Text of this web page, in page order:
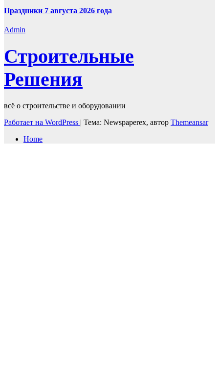
Праздники 7 августа 2026 года
Admin
Строительные
Решения
всё о строительстве и оборудовании
Работает на WordPress | Тема: Newspaperex, автор Themeansar
Home